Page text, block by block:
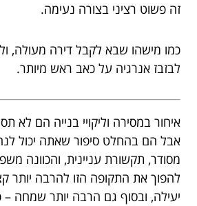
זה פשוט רציני בצורה נעימה.
כמו מישהו שבא לקבל דירה מעולה,
לבזבז אנרגיה על כאב ראש מיותר.
איחור במסירה וליקויי בנייה הם לא
אבל הם בהחלט סיפור שאתה יכול
מסודר, תקשורת עניינית, והכוונה
להפוך את התקופה הזו להרבה יותר
יעילה, ובסוף גם הרבה יותר שמחה –